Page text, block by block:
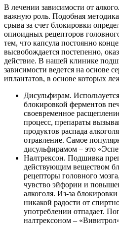
В лечении зависимости от
важную роль. Подобная
срыва за счет блокировки
опиоидных рецепторов
тем, что капсула постоянно
высвобождается постепенно,
действие. В нашей клинике
зависимости ведется на основе
иплантатов, в основе которых
Дисульфирам.
блокировкой ферментов
своевременное
процесс, препараты
продуктов распада
отравление. Самое
дисульфирамом – это
Налтрексон. Подшивка
действующим веществом
рецепторы головного
чувство эйфории и
алкоголя. Из-за
никакой радости от
употреблении отпадает.
налтрексоном –